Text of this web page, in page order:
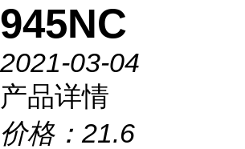
945NC
2021-03-04
产品详情
价格： 21.6